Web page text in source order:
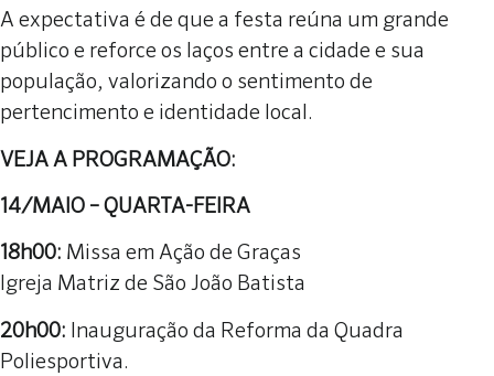
A expectativa é de que a festa reúna um grande
público e reforce os laços entre a cidade e sua
população, valorizando o sentimento de
pertencimento e identidade local.
VEJA A PROGRAMAÇÃO:
14/MAIO – QUARTA-FEIRA
18h00: Missa em Ação de Graças
Igreja Matriz de São João Batista
20h00: Inauguração da Reforma da Quadra
Poliesportiva.